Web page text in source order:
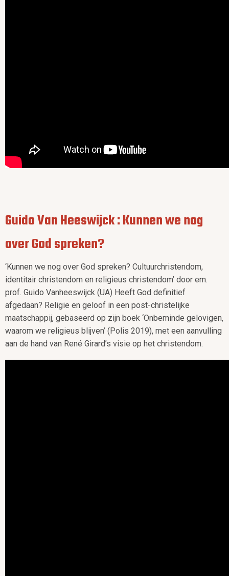
Guido Van Heeswijck : Kunnen we nog
over God spreken?
‘Kunnen we nog over God spreken? Cultuurchristendom,
identitair christendom en religieus christendom’ door em.
prof. Guido Vanheeswijck (UA) Heeft God definitief
afgedaan? Religie en geloof in een post-christelijke
maatschappij, gebaseerd op zijn boek ‘Onbeminde gelovigen,
waarom we religieus blijven’ (Polis 2019), met een aanvulling
aan de hand van René Girard’s visie op het christendom.